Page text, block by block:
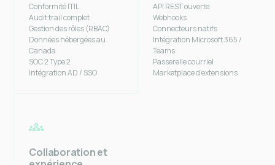
Conformité ITIL
Audit trail complet
Gestion des rôles (RBAC)
Données hébergées au
Canada
SOC 2 Type 2
Intégration AD / SSO
API REST ouverte
Webhooks
Connecteurs natifs
Intégration Microsoft 365 /
Teams
Passerelle courriel
Marketplace d'extensions
Collaboration et